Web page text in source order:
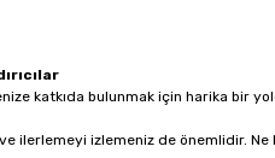
katkıda bulunmak için harika bir
ve ilerlemeyi izlemeniz de önemlidir.